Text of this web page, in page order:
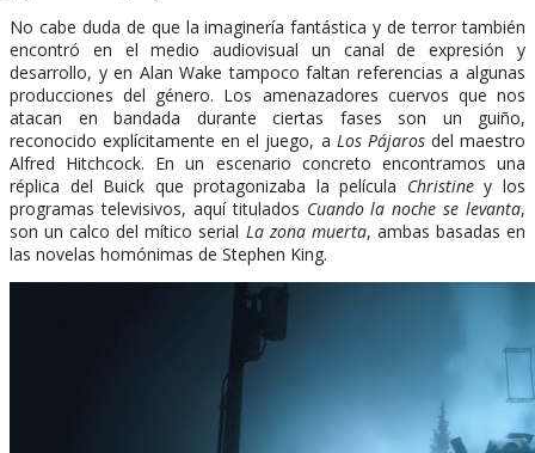
No cabe duda de que la imaginería fantástica y de terror también
encontró en el medio audiovisual un canal de expresión y
desarrollo, y en Alan Wake tampoco faltan referencias a algunas
producciones del género. Los amenazadores cuervos que nos
atacan en bandada durante ciertas fases son un guiño,
reconocido explícitamente en el juego, a Los Pájarosdel maestro
Alfred Hitchcock. En un escenario concreto encontramos una
réplica del Buick que protagonizaba la película Christiney los
programas televisivos, aquí titulados Cuando la noche se levanta,
son un calco del mítico serial La zona muerta, ambas basadas en
las novelas homónimas de Stephen King.